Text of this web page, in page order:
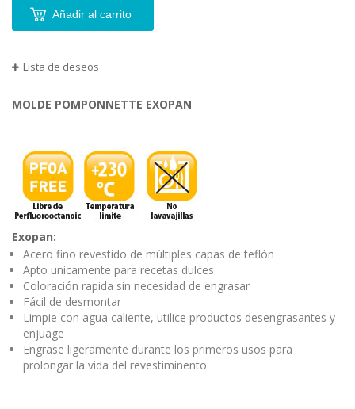
Añadir al carrito
Lista de deseos
MOLDE POMPONNETTE EXOPAN
Exopan:
Acero fino revestido de múltiples capas de teflón
Apto unicamente para recetas dulces
Coloración rapida sin necesidad de engrasar
Fácil de desmontar
Limpie con agua caliente, utilice productos desengrasantes y
enjuage
Engrase ligeramente durante los primeros usos para
prolongar la vida del revestiminento